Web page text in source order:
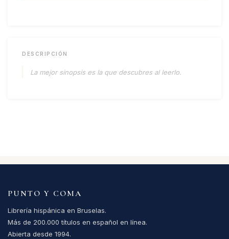
DESCRIPCIÓN
La mejor sinopsis es la que descubres al leerlo.
PUNTO Y COMA
Librería hispánica en Bruselas.
Más de 200.000 títulos en español en línea.
Abierta desde 1994.